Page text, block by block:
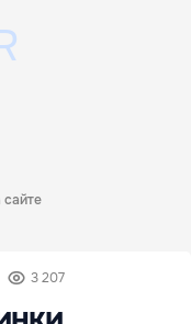
сайте
3 207